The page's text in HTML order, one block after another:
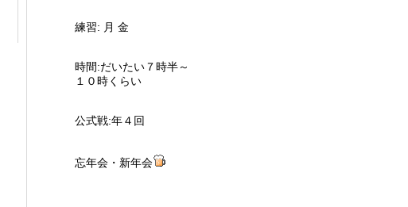
練習: 月 金
時間:だいたい７時半～
１０時くらい
公式戦:年４回
忘年会・新年会